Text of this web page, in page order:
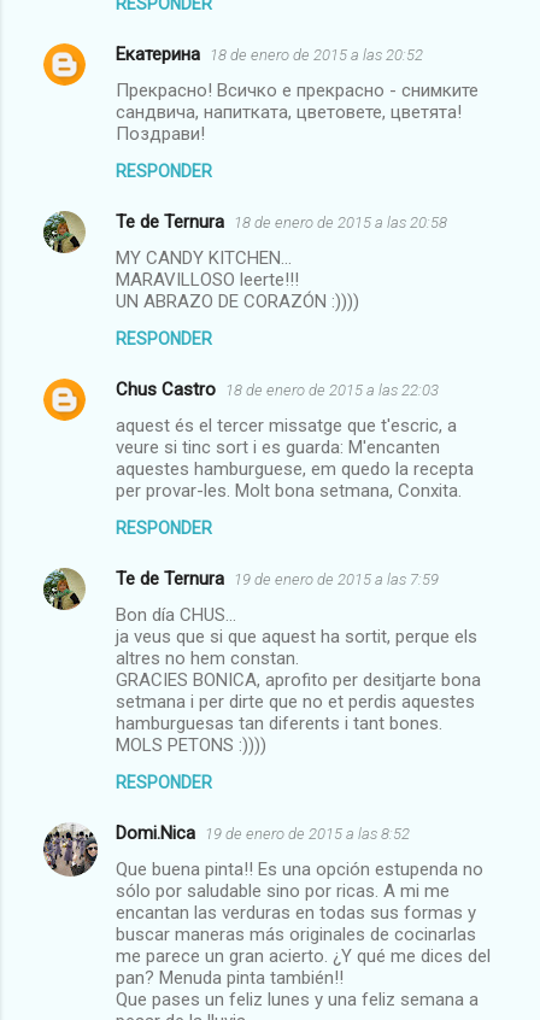
Екатерина 18 de enero de 2015 a las 20:52
Прекрасно! Всичко е прекрасно - снимките
сандвича, напитката, цветовете, цветята!
Поздрави!
RESPONDER
Te de Ternura 18 de enero de 2015 a las 20:58
MY CANDY KITCHEN...
MARAVILLOSO leerte!!!
UN ABRAZO DE CORAZÓN :))))
RESPONDER
Chus Castro 18 de enero de 2015 a las 22:03
aquest és el tercer missatge que t'escric, a
veure si tinc sort i es guarda: M'encanten
aquestes hamburguese, em quedo la recepta
per provar-les. Molt bona setmana, Conxita.
RESPONDER
Te de Ternura 19 de enero de 2015 a las 7:59
Bon día CHUS...
ja veus que si que aquest ha sortit, perque els
altres no hem constan.
GRACIES BONICA, aprofito per desitjarte bona
setmana i per dirte que no et perdis aquestes
hamburguesas tan diferents i tant bones.
MOLS PETONS :))))
RESPONDER
Domi.Nica 19 de enero de 2015 a las 8:52
Que buena pinta!! Es una opción estupenda no
sólo por saludable sino por ricas. A mi me
encantan las verduras en todas sus formas y
buscar maneras más originales de cocinarlas
me parece un gran acierto. ¿Y qué me dices del
pan? Menuda pinta también!!
Que pases un feliz lunes y una feliz semana a